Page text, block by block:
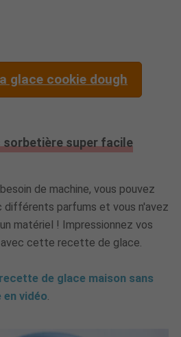
glace cookie dough
sorbetière super facile
de machine, vous pouvez
parfums et vous n'avez
matériel ! Impressionnez vos
cette recette de glace.
de glace maison sans
vidéo.